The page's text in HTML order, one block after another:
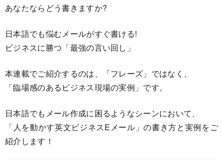
あなたならどう書きますか?
日本語でも悩むメールがすぐ書ける!
ビジネスに勝つ「最強の言い回し」
本連載でご紹介するのは、「フレーズ」ではなく、
「臨場感のあるビジネス現場の実例」です。
日本語でもメール作成に困るようなシーンにおいて、
「人を動かす英文ビジネスEメール」の書き方と実例をご
紹介します！